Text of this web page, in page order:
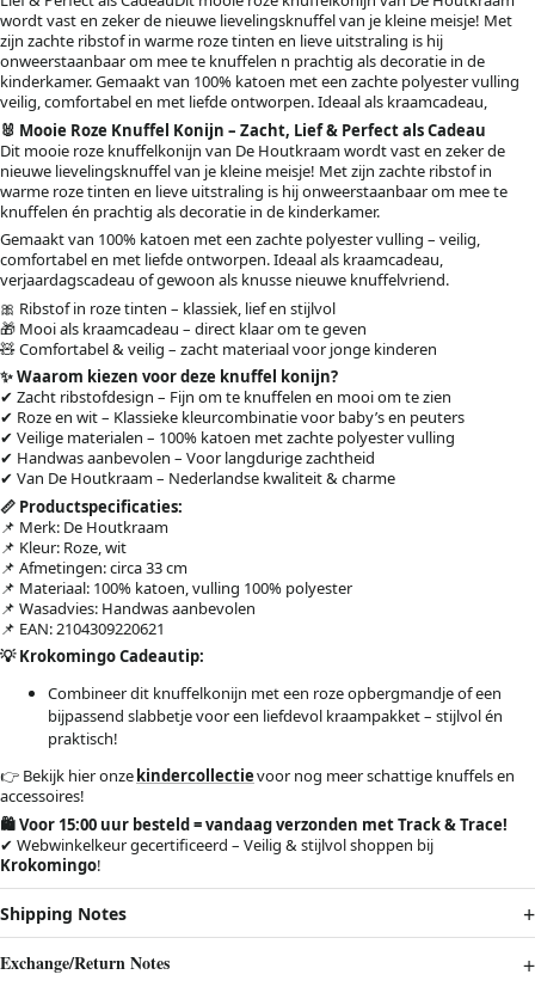
wordt vast en zeker de nieuwe lievelingsknuffel van je kleine meisje! Met
zijn zachte ribstof in warme roze tinten en lieve uitstraling is hij
onweerstaanbaar om mee te knuffelen n prachtig als decoratie in de
kinderkamer. Gemaakt van 100% katoen met een zachte polyester vulling
veilig, comfortabel en met liefde ontworpen. Ideaal als kraamcadeau,
🐰 Mooie Roze Knuffel Konijn – Zacht, Lief & Perfect als Cadeau
Dit mooie roze knuffelkonijn van De Houtkraam wordt vast en zeker de
nieuwe lievelingsknuffel van je kleine meisje! Met zijn zachte ribstof in
warme roze tinten en lieve uitstraling is hij onweerstaanbaar om mee te
knuffelen én prachtig als decoratie in de kinderkamer.
Gemaakt van 100% katoen met een zachte polyester vulling – veilig,
comfortabel en met liefde ontworpen. Ideaal als kraamcadeau,
verjaardagscadeau of gewoon als knusse nieuwe knuffelvriend.
🎀 Ribstof in roze tinten – klassiek, lief en stijlvol
🎁 Mooi als kraamcadeau – direct klaar om te geven
🧸 Comfortabel & veilig – zacht materiaal voor jonge kinderen
✨ Waarom kiezen voor deze knuffel konijn?
✔ Zacht ribstofdesign – Fijn om te knuffelen en mooi om te zien
✔ Roze en wit – Klassieke kleurcombinatie voor baby’s en peuters
✔ Veilige materialen – 100% katoen met zachte polyester vulling
✔ Handwas aanbevolen – Voor langdurige zachtheid
✔ Van De Houtkraam – Nederlandse kwaliteit & charme
📏 Productspecificaties:
📌 Merk: De Houtkraam
📌 Kleur: Roze, wit
📌 Afmetingen: circa 33 cm
📌 Materiaal: 100% katoen, vulling 100% polyester
📌 Wasadvies: Handwas aanbevolen
📌 EAN: 2104309220621
💡 Krokomingo Cadeautip:
Combineer dit knuffelkonijn met een roze opbergmandje of een
bijpassend slabbetje voor een liefdevol kraampakket – stijlvol én
praktisch!
👉 Bekijk hier onzekindercollectievoor nog meer schattige knuffels en
accessoires!
🛍️ Voor 15:00 uur besteld = vandaag verzonden met Track & Trace!
✔ Webwinkelkeur gecertificeerd – Veilig & stijlvol shoppen bij
Krokomingo!
Shipping Notes
Exchange/Return Notes